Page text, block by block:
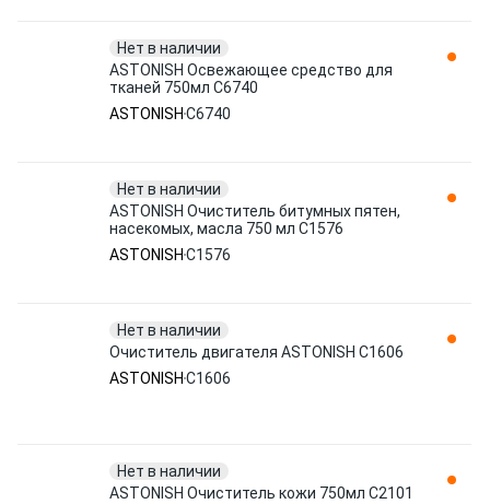
Нет в наличии
ASTONISH Освежающее средство для
тканей 750мл C6740
ASTONISH C6740
Нет в наличии
ASTONISH Очиститель битумных пятен,
насекомых, масла 750 мл C1576
ASTONISH C1576
Нет в наличии
Очиститель двигателя ASTONISH C1606
ASTONISH C1606
Нет в наличии
ASTONISH Очиститель кожи 750мл C2101